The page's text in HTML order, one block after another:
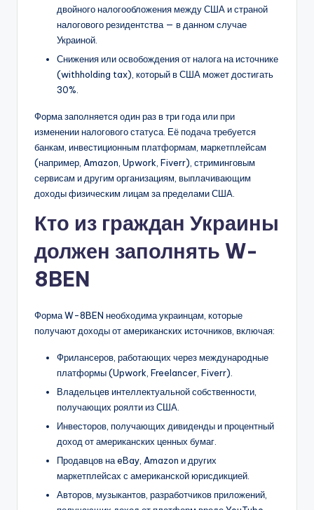
двойного налогообложения между США и страной
налогового резидентства — в данном случае
Украиной.
Снижения или освобождения от налога на источнике
(withholding tax), который в США может достигать
30%.
Форма заполняется один раз в три года или при
изменении налогового статуса. Её подача требуется
банкам, инвестиционным платформам, маркетплейсам
(например, Amazon, Upwork, Fiverr), стриминговым
сервисам и другим организациям, выплачивающим
доходы физическим лицам за пределами США.
Кто из граждан Украины
должен заполнять W-
8BEN
Форма W-8BEN необходима украинцам, которые
получают доходы от американских источников, включая:
Фрилансеров, работающих через международные
платформы (Upwork, Freelancer, Fiverr).
Владельцев интеллектуальной собственности,
получающих роялти из США.
Инвесторов, получающих дивиденды и процентный
доход от американских ценных бумаг.
Продавцов на eBay, Amazon и других
маркетплейсах с американской юрисдикцией.
Авторов, музыкантов, разработчиков приложений,